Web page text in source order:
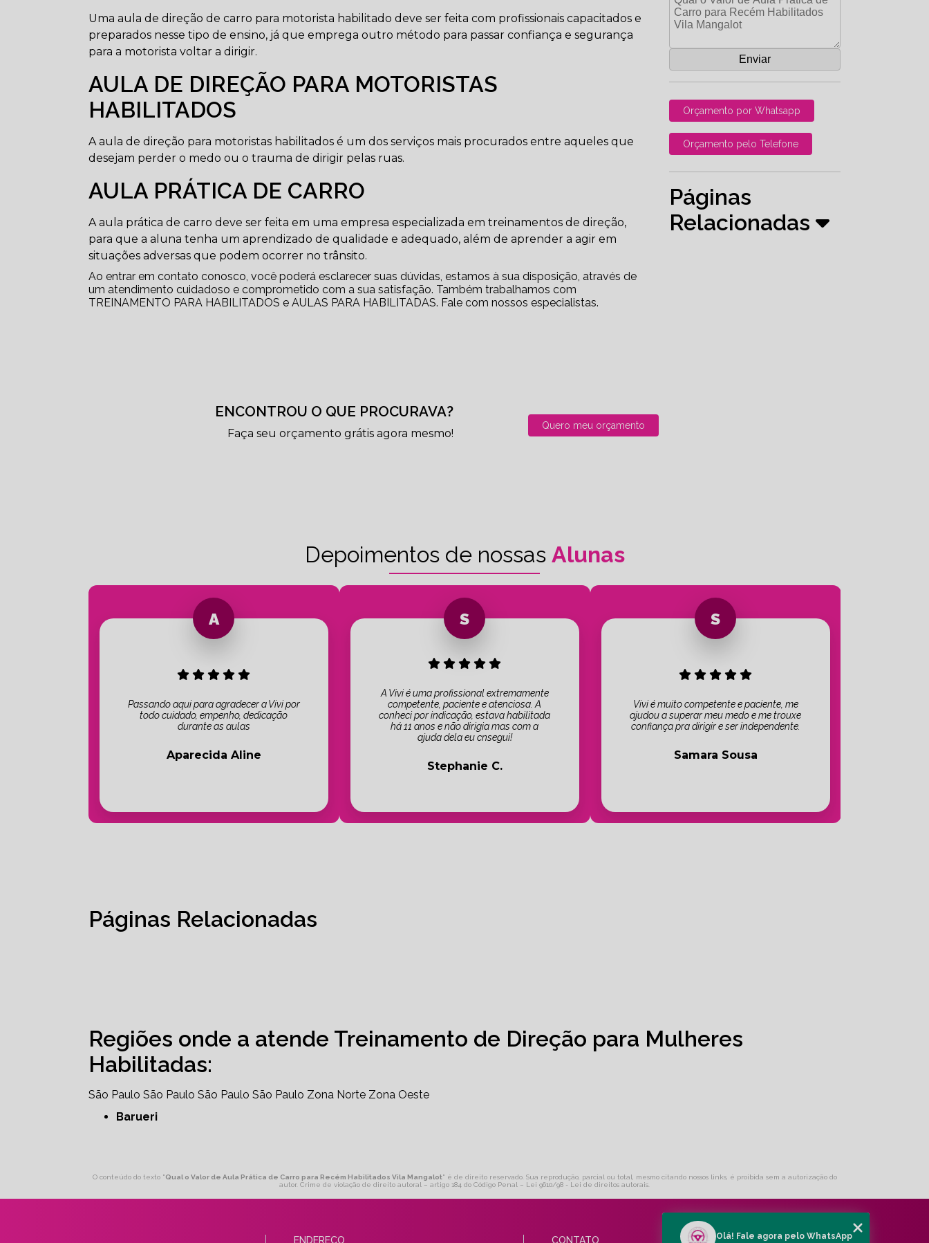
Uma aula de direção de carro para motorista habilitado deve ser feita com profissionais capacitados e
preparados nesse tipo de ensino, já que emprega outro método para passar confiança e segurança
para a motorista voltar a dirigir.
AULA DE DIREÇÃO PARA MOTORISTAS
HABILITADOS
A aula de direção para motoristas habilitados é um dos serviços mais procurados entre aqueles que
desejam perder o medo ou o trauma de dirigir pelas ruas.
AULA PRÁTICA DE CARRO
A aula prática de carro deve ser feita em uma empresa especializada em treinamentos de direção,
para que a aluna tenha um aprendizado de qualidade e adequado, além de aprender a agir em
situações adversas que podem ocorrer no trânsito.
Ao entrar em contato conosco, você poderá esclarecer suas dúvidas, estamos à sua disposição, através de
um atendimento cuidadoso e comprometido com a sua satisfação. Também trabalhamos com
TREINAMENTO PARA HABILITADOS e AULAS PARA HABILITADAS. Fale com nossos especialistas.
Orçamento por Whatsapp
Orçamento pelo Telefone
Páginas
Relacionadas
ENCONTROU O QUE PROCURAVA?
Faça seu orçamento grátis agora mesmo!
Quero meu orçamento
Depoimentos de nossas Alunas
Passando aqui para agradecer a Vivi por
todo cuidado, empenho, dedicação
durante as aulas
Aparecida Aline
A Vivi é uma profissional extremamente
competente, paciente e atenciosa. A
conheci por indicação, estava habilitada
há 11 anos e não dirigia mas com a
ajuda dela eu cnsegui!
Stephanie C.
Vivi é muito competente e paciente, me
ajudou a superar meu medo e me trouxe
confiança pra dirigir e ser independente.
Samara Sousa
Páginas Relacionadas
Regiões onde a atende Treinamento de Direção para Mulheres
Habilitadas:
São Paulo São Paulo São Paulo São Paulo Zona Norte Zona Oeste
Barueri
O conteúdo do texto "Qual o Valor de Aula Prática de Carro para Recém Habilitados Vila Mangalot" é de direito reservado. Sua reprodução, parcial ou total, mesmo citando nossos links, é proibida sem a autorização do
autor. Crime de violação de direito autoral – artigo 184 do Código Penal – Lei 9610/98 - Lei de direitos autorais.
ENDEREÇO CONTATO MENU
Olá! Fale agora pelo WhatsApp